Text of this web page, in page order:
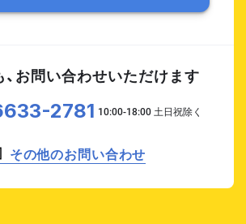
お問い合わせいただけます
2781
その他のお問い合わせ